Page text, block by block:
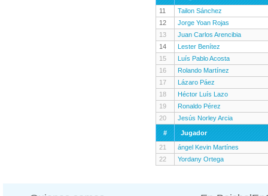
11
Tailon Sánchez
12
Jorge Yoan Rojas
13
Juan Carlos Arencibia
14
Lester Benítez
15
Luís Pablo Acosta
16
Rolando Martínez
17
Lázaro Páez
18
Héctor Luís Lazo
19
Ronaldo Pérez
20
Jesús Norley Arcia
#
Jugador
21
ángel Kevin Martínes
22
Yordany Ortega